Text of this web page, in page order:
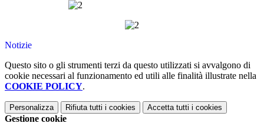
Notizie
Questo sito o gli strumenti terzi da questo utilizzati si avvalgono di
cookie necessari al funzionamento ed utili alle finalità illustrate nella
COOKIE POLICY.
Personalizza Rifiuta tutti i cookies Accetta tutti i cookies
Gestione cookie